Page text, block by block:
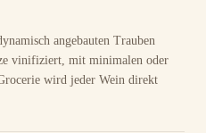
angebauten Trauben
vinifiziert, mit minimalen oder
wird jeder Wein direkt